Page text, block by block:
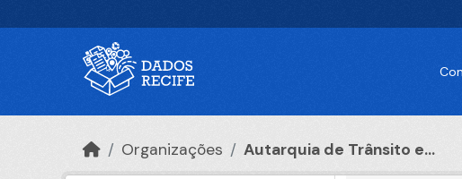
Organizações Autarquia de Trânsito e...